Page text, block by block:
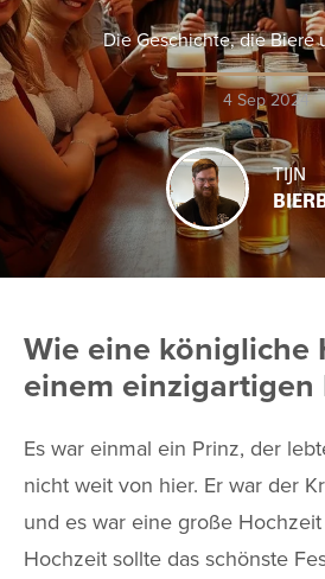
Die Geschichte, die Biere
4 Sep 2024
TIJN
Wie eine königliche
einem einzigartigen
Es war einmal ein Prinz, der
nicht weit von hier. Er war der
und es war eine große
Hochzeit sollte das schönste